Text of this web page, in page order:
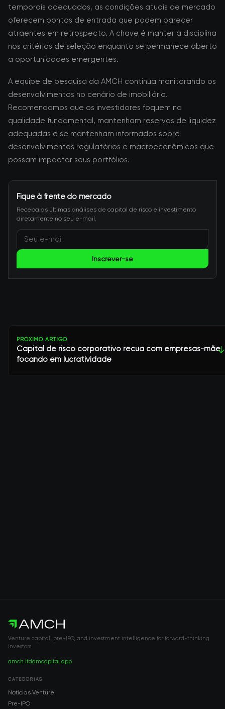
temporais adequados, as condições atuais de mercado
oferecem pontos de entrada que podem parecer
atraentes em retrospecto. A chave é manter a disciplina
nos critérios de seleção enquanto se permanece aberto
a oportunidades emergentes.
A equipe de pesquisa da AMCH continua monitorando os
desenvolvimentos no cenário de imobiliário.
Recomendamos que os investidores foquem na
qualidade fundamental, mantenham reservas de liquidez
adequadas e se mantenham informados sobre
desenvolvimentos regulatórios e macroeconômicos que
possam impactar seus portfólios.
Fique à frente do mercado
Receba as últimas análises de capital de risco e investimento
diretamente no seu e-mail.
Inscrever-se
PRÓXIMO ARTIGO
Capital de risco corporativo recua com empresas-mãe
focando em lucratividade
↓
Venture capital, pre-IPO, and investment intelligence for forward-thinking
investors.
amch.ltdamcapital.app
CATEGORIAS
Notícias Venture
Pre-IPO